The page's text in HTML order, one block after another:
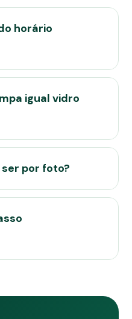
horário
igual vidro
por foto?